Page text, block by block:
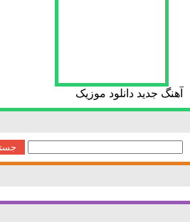
آهنگ جدید دانلود موزیک
برای: